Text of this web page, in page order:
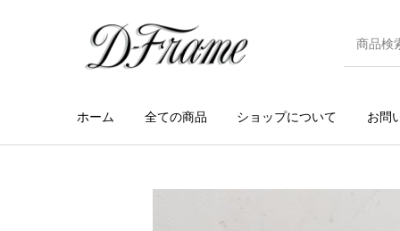
ホーム 全ての商品 ショップについて お問